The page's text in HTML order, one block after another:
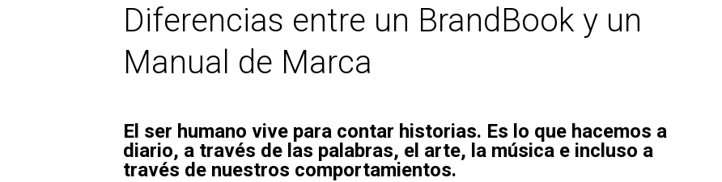
Diferencias entre un BrandBook y un
Manual de Marca
El ser humano vive para contar historias. Es lo que hacemos a
diario, a través de las palabras, el arte, la música e incluso a
través de nuestros comportamientos.